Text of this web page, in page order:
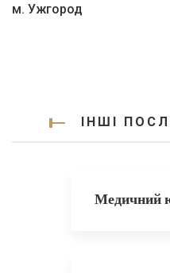
м. Ужгород
ІНШІ
Медичний